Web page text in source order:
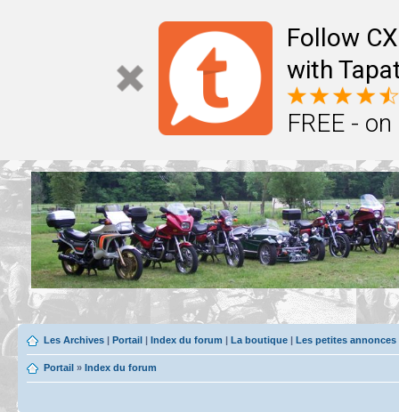
Follow
with
FREE -
Les Archives | Portail | Index du forum | La boutique | Les petites
Portail » Index du forum